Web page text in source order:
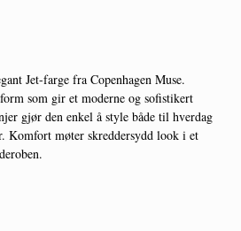
Jet-farge fra Copenhagen Muse.
som gir et moderne og sofistikert
gjør den enkel å style både til hverdag
Komfort møter skreddersydd look i et